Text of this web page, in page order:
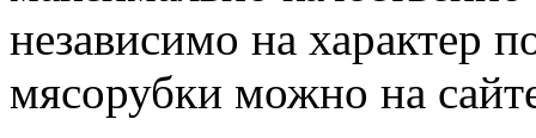
независимо на характер
мясорубки можно на